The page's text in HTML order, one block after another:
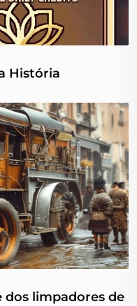
História
dos limpadores de